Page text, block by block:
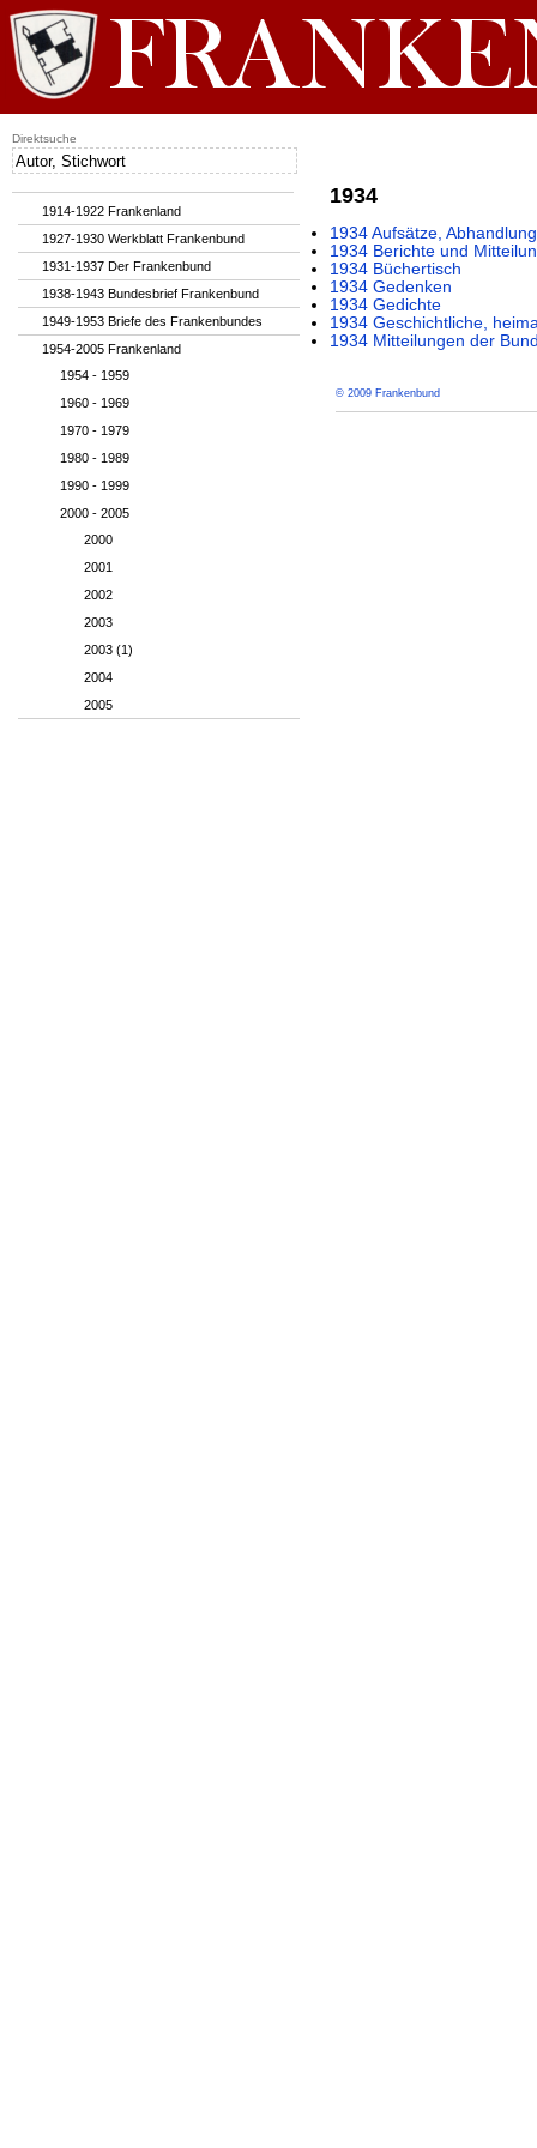
1934
1934 Aufsätze,
1934 Berichte und
1934 Büchertisch
1934 Gedenken
1934 Gedichte
1934 Geschichtliche,
1934 Mitteilungen der
© 2009 Frankenbund
1914-1922 Frankenland
1927-1930 Werkblatt Frankenbund
1931-1937 Der Frankenbund
1938-1943 Bundesbrief Frankenbund
1949-1953 Briefe des Frankenbundes
1954-2005 Frankenland
1954 - 1959
1960 - 1969
1970 - 1979
1980 - 1989
1990 - 1999
2000 - 2005
2000
2001
2002
2003
2003 (1)
2004
2005
Direktsuche